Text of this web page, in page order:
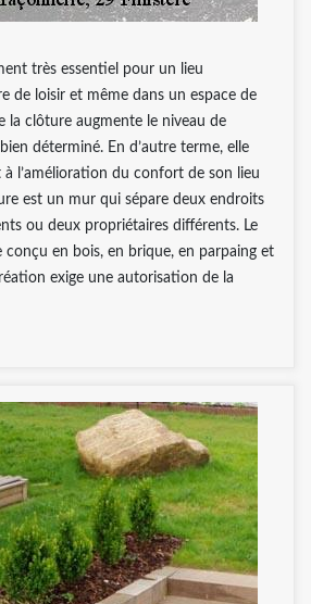
très essentiel pour un lieu
de loisir et même dans un espace de
la clôture augmente le niveau de
déterminé. En d’autre terme, elle
l’amélioration du confort de son lieu
est un mur qui sépare deux endroits
ou deux propriétaires différents. Le
en bois, en brique, en parpaing et
exige une autorisation de la